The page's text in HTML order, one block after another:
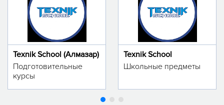
Texnik School (Алмазар)
Подготовительные
курсы
Texnik School
Школьные предметы